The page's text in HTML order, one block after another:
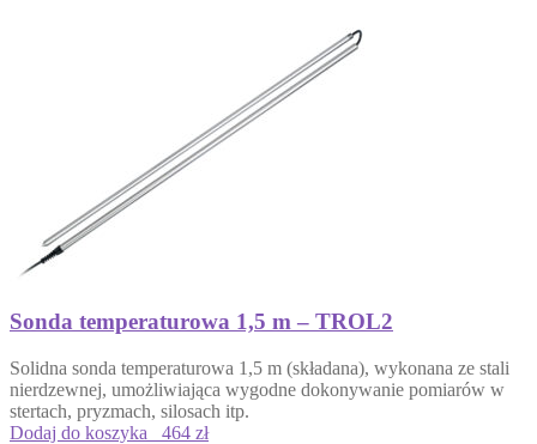
Sonda temperaturowa 1,5 m – TROL2
Solidna sonda temperaturowa 1,5 m (składana), wykonana ze stali
nierdzewnej, umożliwiająca wygodne dokonywanie pomiarów w
stertach, pryzmach, silosach itp.
Dodaj do koszyka
464 zł